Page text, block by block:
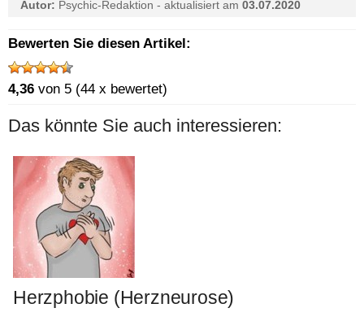
Autor: Psychic-Redaktion - aktualisiert am 03.07.2020
Bewerten Sie diesen Artikel:
4,36 von 5 (44 x bewertet)
Das könnte Sie auch interessieren:
Herzphobie (Herzneurose)